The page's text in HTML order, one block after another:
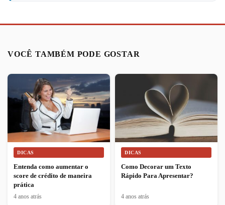
VOCÊ TAMBÉM PODE GOSTAR
DICAS
Entenda como aumentar o
score de crédito de maneira
prática
4 anos atrás
DICAS
Como Decorar um Texto
Rápido Para Apresentar?
4 anos atrás